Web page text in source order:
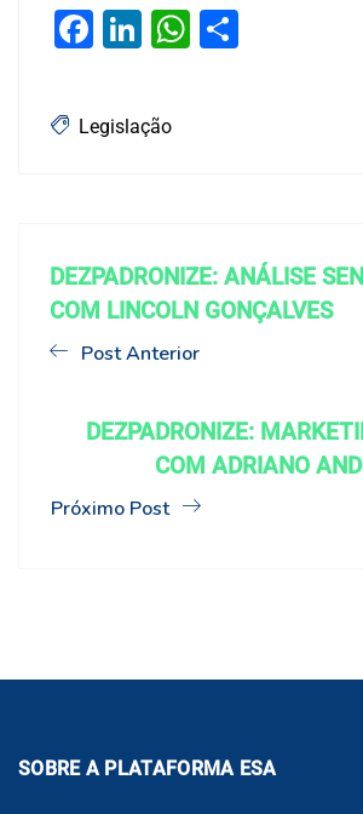
Facebook
LinkedIn
WhatsApp
Legislação
DEZPADRONIZE: ANÁLISE
COM LINCOLN GONÇALVES
Post Anterior
DEZPADRONIZE:
COM ADRIANO
Próximo Post
SOBRE A PLATAFORMA ESA